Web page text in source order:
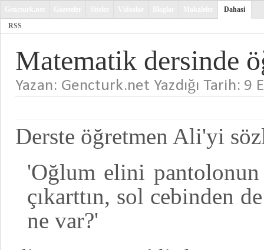
Dahasi
RSS
Matematik dersinde
Yazan: Gencturk.net Yazdığı Tarih:
Derste öğretmen Ali'yi
'Oğlum elini
çıkarttın, sol cebinden
ne var?'